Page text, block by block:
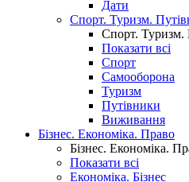
Дати
Спорт. Туризм.
Спорт. Туризм.
Показати всі
Спорт
Самооборона
Туризм
Путівники
Виживання
Бізнес. Економіка. Право
Бізнес. Економіка.
Показати всі
Економіка. Бізнес